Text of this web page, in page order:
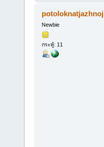
potoloknatjazhnoj
Newbie
กระทู้: 11